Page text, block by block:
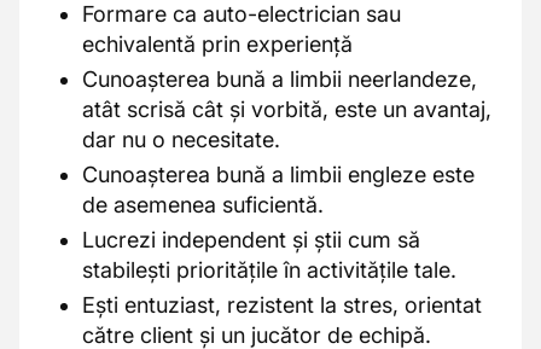
Formare ca auto-electrician sau
echivalentă prin experiență
Cunoașterea bună a limbii neerlandeze,
atât scrisă cât și vorbită, este un avantaj,
dar nu o necesitate.
Cunoașterea bună a limbii engleze este
de asemenea suficientă.
Lucrezi independent și știi cum să
stabilești prioritățile în activitățile tale.
Ești entuziast, rezistent la stres, orientat
către client și un jucător de echipă.